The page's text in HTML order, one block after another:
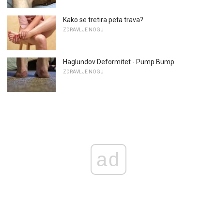
Kako se tretira peta trava?
ZDRAVLJE NOGU
Haglundov Deformitet - Pump Bump
ZDRAVLJE NOGU
ad